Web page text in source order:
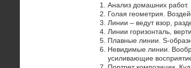
Анализ домашних работ.
Голая геометрия.
Линии – ведут взор,
Линии горизонталь,
Плавные линии. S-
Невидимые линии.
усиливающие